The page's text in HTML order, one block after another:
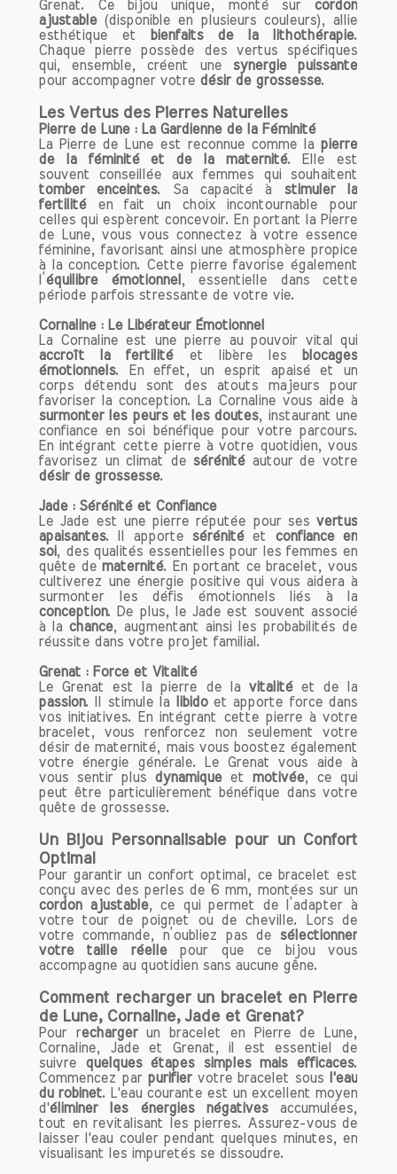
La composition chimique de la cornaline
est principalement constituée de
dioxyde de silicium (SiO2), et sa
coloration est due à la présence
appréciée non seulement pour sa
couleur vibrante, mais aussi pour sa
dureté, qui varie entre 6,5 et 7 sur
l'échelle de Mohs, ce qui la rend adaptée
aux bijoux et objets décoratifs.
Les Vertus de la Cornaline
1. Énergie et Vitalité
La cornaline est souvent appelée la
pierre de l'énergie. Elle est réputée pour
stimuler la motivation et encourager la
prise d'initiative. Son éclat chaleureux
est synonyme de vitalité et de
dynamisme. Si vous traversez une
période de fatigue ou de démotivation,
porter un bijou en cornaline peut vous
revitaliser. Cette pierre est
particulièrement recommandée pour les
personnes cherchant à surmonter des
projet.
2. Confiance en Soi
La cornaline est un excellent allié pour
renforcer la confiance en soi. Elle aide à
surmonter les peurs et les doutes, ce
qui permet de s'affirmer plus facilement
dans les relations personnelles et
professionnelles. En portant de la
cornaline, vous pourriez vous sentir plus
audacieux et prêt à relever de nouveaux
défis. C'est une pierre qui favorise
l'assertivité, vous permettant
d'exprimer vos pensées et vos besoins
sans crainte.
3. Équilibre Émotionnel
La cornaline favorise l'équilibre
émotionnel en apaisant les émotions
tumultueuses et en réduisant le stress.
Son énergie positive permet de se
recentrer et de retrouver la clarté
d'esprit. En intégrant la cornaline dans
votre vie quotidienne, que ce soit à
vous pourriez constater une
amélioration significative de votre bien-
être émotionnel. Elle peut également
aider à libérer des blocages
émotionnels, vous permettant de vivre
pleinement le moment présent.
Propriétés Physiques de la Cornaline
1. Soutien au Système Immunitaire
Grenat. Ce bijou unique, monté sur cordon
ajustable(disponible en plusieurs couleurs), allie
esthétique et
bienfaits de la lithothérapie.
Chaque pierre possède des vertus spécifiques
qui, ensemble, créent une synergie puissante
pour accompagner votre désir de grossesse.
Les Vertus des Pierres Naturelles
Pierre de Lune : La Gardienne de la Féminité
La Pierre de Lune est reconnue comme la pierre
de la féminité et de la maternité. Elle est
souvent conseillée aux femmes qui souhaitent
tomber enceintes. Sa capacité à stimuler la
fertilitéen fait un choix incontournable pour
celles qui espèrent concevoir. En portant la Pierre
de Lune, vous vous connectez à votre essence
féminine, favorisant ainsi une atmosphère propice
à la conception. Cette pierre favorise également
équilibre émotionnel , essentielle dans cette
période parfois stressante de votre vie.
Cornaline : Le Libérateur Émotionnel
La Cornaline est une pierre au pouvoir vital qui
accroît la fertilitéet libère les
blocages
émotionnels. En effet, un esprit apaisé et un
corps détendu sont des atouts majeurs pour
favoriser la conception. La Cornaline vous aide à
surmonter les peurs et les doutes, instaurant une
confiance en soi bénéfique pour votre parcours.
En intégrant cette pierre à votre quotidien, vous
favorisez un climat desérénitéautour de votre
désir de grossesse.
Jade : Sérénité et Confiance
Le Jade est une pierre réputée pour ses vertus
apaisantes. Il apporte sérénité et confiance en
soi, des qualités essentielles pour les femmes en
quête de maternité. En portant ce bracelet, vous
cultiverez une énergie positive qui vous aidera à
surmonter les défis émotionnels liés à la
conception. De plus, le Jade est souvent associé
à la chance, augmentant ainsi les probabilités de
réussite dans votre projet familial.
Grenat : Force et Vitalité
Le Grenat est la pierre de la vitalitéet de la
passion. Il stimule la libidoet apporte force dans
vos initiatives. En intégrant cette pierre à votre
bracelet, vous renforcez non seulement votre
désir de maternité, mais vous boostez également
votre énergie générale. Le Grenat vous aide à
vous sentir plus dynamiqueet motivée, ce qui
peut être particulièrement bénéfique dans votre
quête de grossesse.
Un Bijou Personnalisable pour un Confort
Optimal
Pour garantir un confort optimal, ce bracelet est
conçu avec des perles de 6 mm, montées sur un
cordon ajustable, ce qui permet de l’adapter à
votre tour de poignet ou de cheville. Lors de
votre commande, n’oubliez pas de sélectionner
votre taille réellepour que ce bijou vous
accompagne au quotidien sans aucune gêne.
Comment recharger un bracelet en Pierre
de Lune, Cornaline, Jade et Grenat?
Pour recharger un bracelet en Pierre de Lune,
Cornaline, Jade et Grenat, il est essentiel de
suivre quelques étapes simples mais efficaces.
Commencez par purifier votre bracelet sous
l'eau
du robinet. L'eau courante est un excellent moyen
d'éliminer les énergies négativesaccumulées,
tout en revitalisant les pierres. Assurez-vous de
laisser l'eau couler pendant quelques minutes, en
visualisant les impuretés se dissoudre.